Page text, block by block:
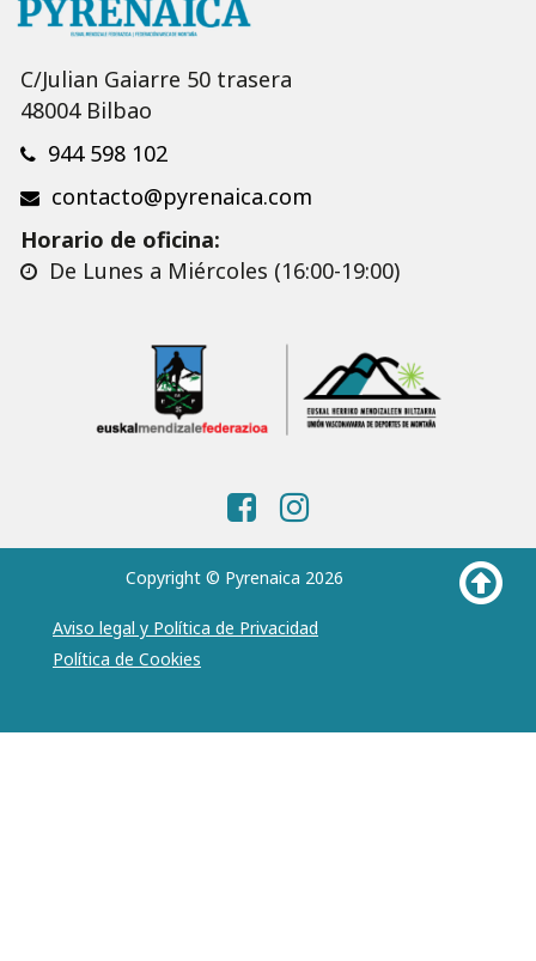
C/Julian Gaiarre 50 trasera
48004 Bilbao
944 598 102
contacto@pyrenaica.com
Horario de oficina:
De Lunes a Miércoles (16:00-19:00)
Copyright © Pyrenaica 2026
Aviso legal y Política de Privacidad
Política de Cookies